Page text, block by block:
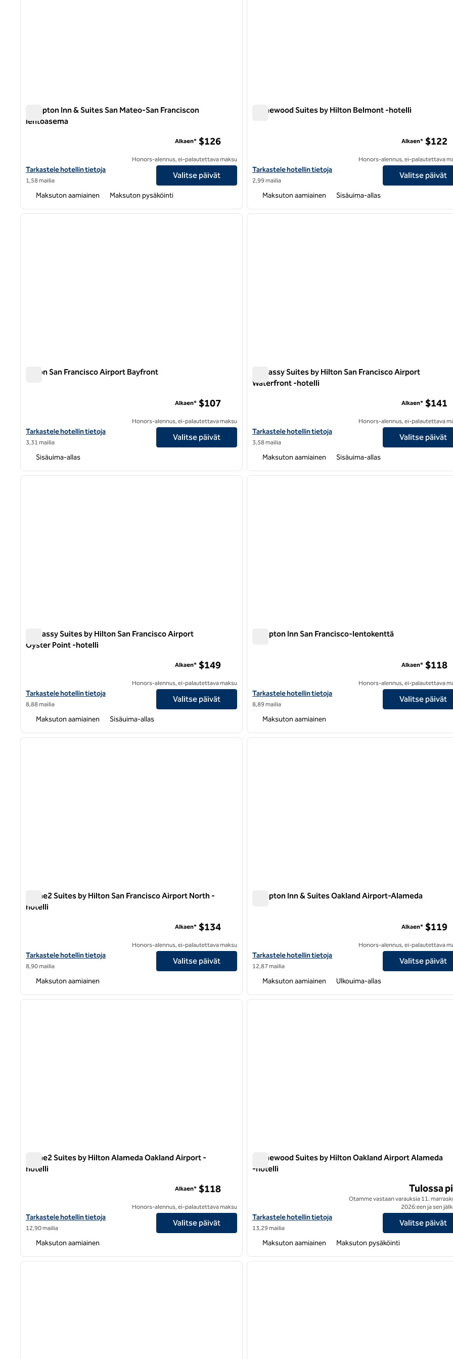
Hampton Inn & Suites San Mateo-San Franciscon
lentoasema
Katso Hampton Inn & Suites San Mateo-San Francisco Airport -hotellin tiedot
Tarkastele hotellin tietoja
1,58 mailia
Alkaen* $126
Honors-alennus, ei-palautettava maksu
Valitse päivät
Maksuton aamiainen Maksuton pysäköinti
Homewood Suites by Hilton Belmont -hotelli
Näytä Homewood Suites by Hilton Belmont -hotellin tiedot
Tarkastele hotellin tietoja
2,99 mailia
Alkaen* $122
Honors-alennus, ei-palautettava
Valitse päivät
Maksuton aamiainen Sisäuima-allas
1/12
seuraava kuva
Hilton San Francisco Airport Bayfront
Katso Hilton San Francisco Airport Bayfront Hiltonhotellin tiedot
Tarkastele hotellin tietoja
3,31 mailia
Alkaen* $107
Honors-alennus, ei-palautettava maksu
Valitse päivät
Sisäuima-allas
1/12
Embassy Suites by Hilton San Francisco Airport
Waterfront -hotelli
Näytä Embassy Suites by Hilton San Francisco Airport
Tarkastele hotellin tietoja
3,58 mailia
Alkaen* $141
Honors-alennus, ei-palautettava
Valitse päivät
Maksuton aamiainen Sisäuima-allas
1/12
seuraava kuva
Embassy Suites by Hilton San Francisco Airport
Oyster Point -hotelli
Näytä Embassy Suites by Hilton San Francisco Airport Oyster Point -hotellin tiedot
Tarkastele hotellin tietoja
8,88 mailia
Alkaen* $149
Honors-alennus, ei-palautettava maksu
Valitse päivät
Maksuton aamiainen Sisäuima-allas
1/12
Hampton Inn San Francisco-lentokenttä
Näytä Hampton Inn San Francisco-Airport -hotellin tiedot
Tarkastele hotellin tietoja
8,89 mailia
Alkaen* $118
Honors-alennus, ei-palautettava
Valitse päivät
Maksuton aamiainen
1/12
seuraava kuva
Home2 Suites by Hilton San Francisco Airport North -
hotelli
Näytä Home2 Suites by Hilton San Francisco Airport North -hotellin tiedot
Tarkastele hotellin tietoja
8,90 mailia
Alkaen* $134
Honors-alennus, ei-palautettava maksu
Valitse päivät
Maksuton aamiainen
1/12
Hampton Inn & Suites Oakland Airport-Alameda
Katso hotellitiedot kohteesta Hampton Inn & Suites Oakland
Tarkastele hotellin tietoja
12,87 mailia
Alkaen* $119
Honors-alennus, ei-palautettava
Valitse päivät
Maksuton aamiainen Ulkouima-allas
1/12
seuraava kuva
Home2 Suites by Hilton Alameda Oakland Airport -
hotelli
Näytä Home2 Suites by Hilton Alameda Oakland Airport -hotellin tiedot
Tarkastele hotellin tietoja
12,90 mailia
Alkaen* $118
Honors-alennus, ei-palautettava maksu
Valitse päivät
Maksuton aamiainen
1/9
Homewood Suites by Hilton Oakland Airport Alameda
-hotelli
Näytä Homewood Suites by Hilton Oakland Airport Alameda -
Tarkastele hotellin tietoja
13,29 mailia
Tulossa
Otamme vastaan varauksia 11.
2026:een ja sen
Valitse päivät
Maksuton aamiainen Maksuton pysäköinti
1/12
seuraava kuva
1/12